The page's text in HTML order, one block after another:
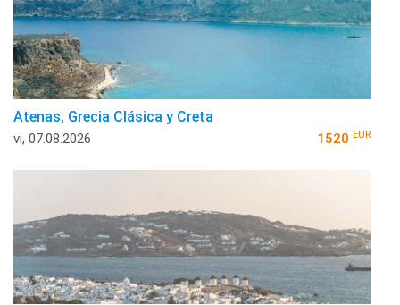
Atenas, Grecia Clásica y Creta
vi, 07.08.2026 1520 EUR